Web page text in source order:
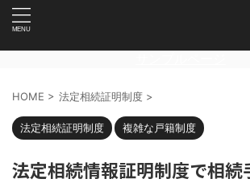
HOME > 法定相続証明制度 >
法定相続証明制度 複雑な戸籍制度
法定相続情報証明制度で相続